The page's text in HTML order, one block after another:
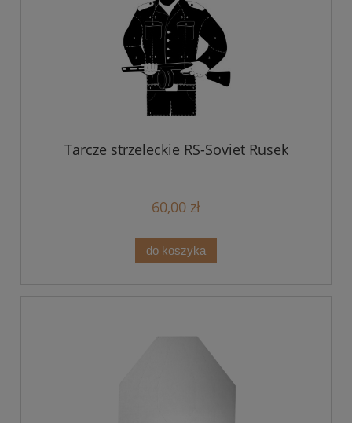
Tarcze strzeleckie RS-Soviet Rusek
60,00 zł
do koszyka